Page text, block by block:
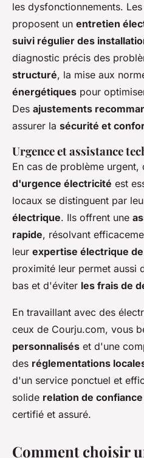
les dysfonctionnements. Les
proposent un entretien
suivi régulier des
diagnostic précis des
structuré, la mise aux
énergétiques pour
Des ajustements
assurer la sécurité et
Urgence et assistance
En cas de problème urgent,
d'urgence électricité est
locaux se distinguent par
électrique. Ils offrent une
rapide, résolvant
leur expertise électrique
proximité leur permet aussi
bas et d'éviter les frais de
En travaillant avec des
ceux de Courju.com, vous
personnalisés et d'une
des réglementations
d'un service ponctuel et
solide relation de confiance
certifié et assuré.
Comment choisir